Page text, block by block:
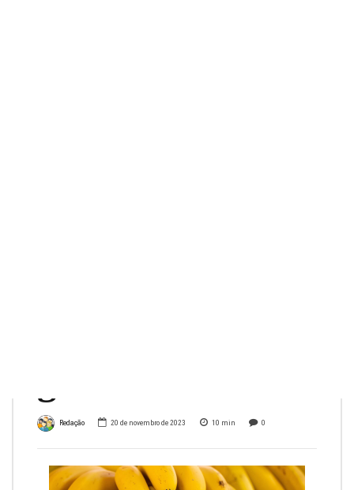
Redação 20 de novembro de 2023 10 min 0